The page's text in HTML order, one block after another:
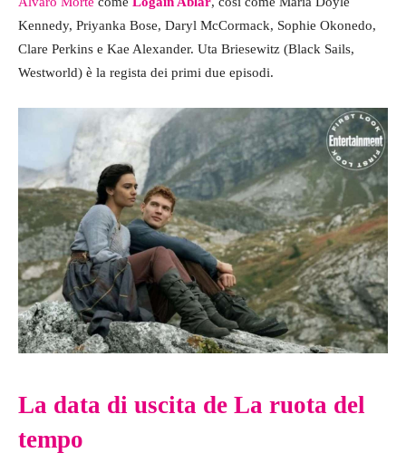
Kennedy, Priyanka Bose, Daryl McCormack, Sophie Okonedo,
Clare Perkins e Kae Alexander. Uta Briesewitz (Black Sails,
Westworld) è la regista dei primi due episodi.
La data di uscita de La ruota del
tempo